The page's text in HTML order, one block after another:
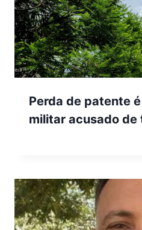
Perda de patente
militar acusado